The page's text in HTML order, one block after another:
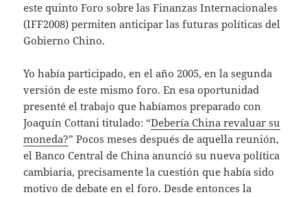
este quinto Foro sobre las Finanzas Internacionales
(IFF2008) permiten anticipar las futuras políticas del
Gobierno Chino.
Yo había participado,en el año 2005,en la segunda
versión de este mismo foro. En esa oportunidad
presenté el trabajo que habíamos preparado con
Joaquín Cottani titulado: “Debería China revaluar su
moneda?” Pocos meses después de aquella reunión,
el Banco Central de China anunció su nueva política
cambiaria, precisamente la cuestión que había sido
motivo de debate en el foro. Desde entonces la